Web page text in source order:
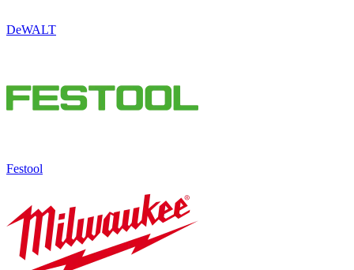
DeWALT
Festool